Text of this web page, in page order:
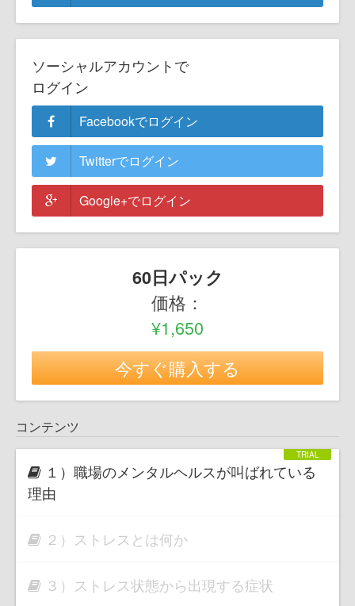
ソーシャルアカウントで
ログイン
Facebookでログイン
Twitterでログイン
Google+でログイン
60日パック
価格：
¥1,650
今すぐ購入する
コンテンツ
１）職場のメンタルヘルスが叫ばれている
理由
２）ストレスとは何か
３）ストレス状態から出現する症状